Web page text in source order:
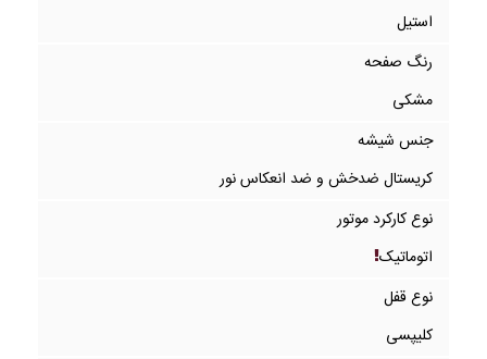
استیل
رنگ صفحه
مشکی
جنس شیشه
کریستال ضدخش و ضد انعکاس نور
نوع کارکرد موتور
اتوماتیک
نوع قفل
کلیپسی